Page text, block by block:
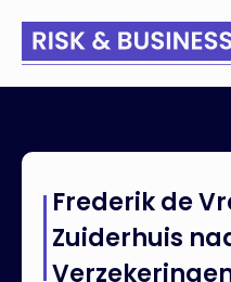
VCN Verzekeringen
Frederik de
Zuiderhuis